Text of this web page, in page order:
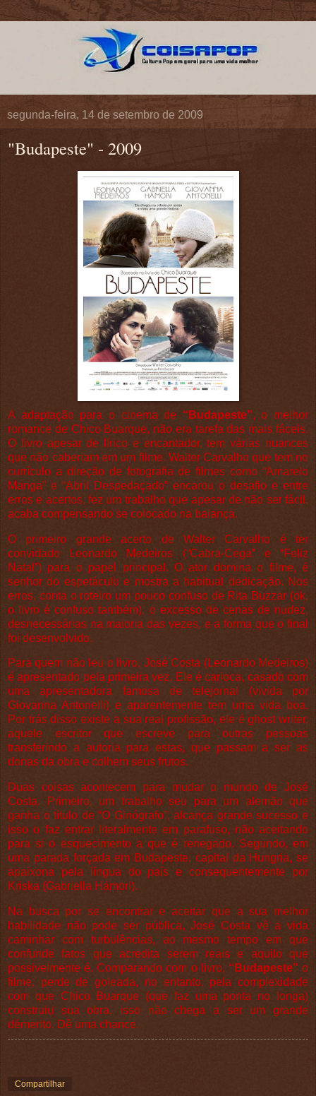
segunda-feira, 14 de setembro de 2009
"Budapeste" - 2009
A adaptação para o cinema de “Budapeste”, o melhor
romance de Chico Buarque, não era tarefa das mais fáceis.
O livro apesar de lírico e encantador, tem várias nuances
que não caberiam em um filme. Walter Carvalho que tem no
currículo a direção de fotografia de filmes como “Amarelo
Manga” e “Abril Despedaçado” encarou o desafio e entre
erros e acertos, fez um trabalho que apesar de não ser fácil,
acaba compensando se colocado na balança.
O primeiro grande acerto de Walter Carvalho é ter
convidado Leonardo Medeiros (“Cabra-Cega” e “Feliz
Natal”) para o papel principal. O ator domina o filme, é
senhor do espetáculo e mostra a habitual dedicação. Nos
erros, conta o roteiro um pouco confuso de Rita Buzzar (ok,
o livro é confuso também), o excesso de cenas de nudez,
desnecessárias na maioria das vezes, e a forma que o final
foi desenvolvido.
Para quem não leu o livro, José Costa (Leonardo Medeiros)
é apresentado pela primeira vez. Ele é carioca, casado com
uma apresentadora famosa de telejornal (vivida por
Giovanna Antonelli) e aparentemente tem uma vida boa.
Por trás disso existe a sua real profissão, ele é ghost writer,
aquele escritor que escreve para outras pessoas
transferindo a autoria para estas, que passam a ser as
donas da obra e colhem seus frutos.
Duas coisas acontecem para mudar o mundo de José
Costa. Primeiro, um trabalho seu para um alemão que
ganha o título de “O Ginógrafo”, alcança grande sucesso e
isso o faz entrar literalmente em parafuso, não aceitando
para si o esquecimento a que é renegado. Segundo, em
uma parada forçada em Budapeste, capital da Hungria, se
apaixona pela língua do país e consequentemente por
Kriska (Gabriella Hámori).
Na busca por se encontrar e aceitar que a sua melhor
habilidade não pode ser pública, José Costa vê a vida
caminhar com turbulências, ao mesmo tempo em que
confunde fatos que acredita serem reais e aquilo que
possivelmente é. Comparando com o livro, “Budapeste” o
filme, perde de goleada, no entanto, pela complexidade
com que Chico Buarque (que faz uma ponta no longa)
construiu sua obra, isso não chega a ser um grande
démerito. Dê uma chance.
Compartilhar